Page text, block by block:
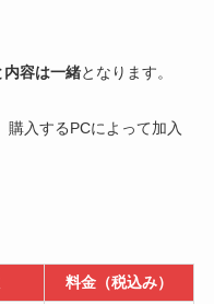
内容は一緒となります。
、購入するPCによって加入
料金（税込み）